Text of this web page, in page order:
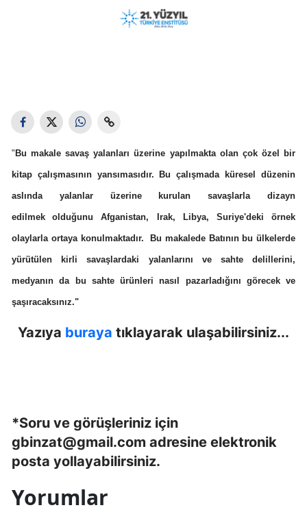
" Bu makale savaş yalanları üzerine yapılmakta olan çok özel bir
kitap çalışmasının yansımasıdır. Bu çalışmada küresel düzenin
aslında yalanlar üzerine kurulan savaşlarla dizayn
edilmek olduğunu Afganistan, Irak, Libya, Suriye'deki örnek
olaylarla ortaya konulmaktadır. Bu makalede Batının bu ülkelerde
yürütülen kirli savaşlardaki yalanlarını ve sahte delillerini,
medyanın da bu sahte ürünleri nasıl pazarladığını görecek ve
şaşıracaksınız."
Yazıya buraya tıklayarak ulaşabilirsiniz...
*Soru ve görüşleriniz için
gbinzat@gmail.com adresine elektronik
posta yollayabilirsiniz.
Yorumlar